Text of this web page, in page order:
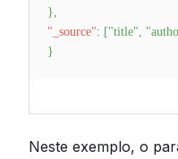
},
"_source": ["title",
}
Neste exemplo, o